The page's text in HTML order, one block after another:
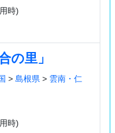
時)
の里」
> 島根県 > 雲南・仁
時)